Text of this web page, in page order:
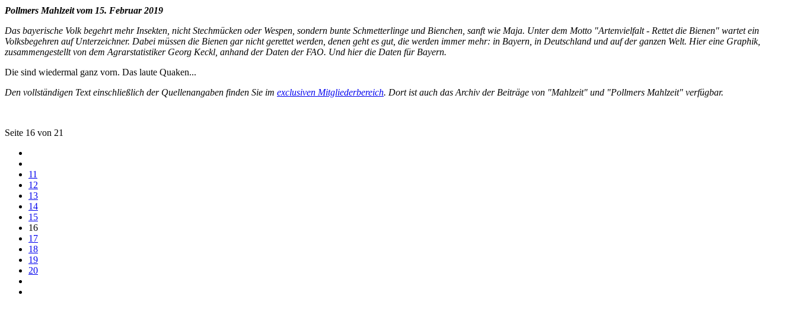
Pollmers Mahlzeit vom 15. Februar 2019
Das bayerische Volk begehrt mehr Insekten, nicht Stechmücken oder Wespen, sondern bunte Schmetterlinge und Bienchen, sanft wie Maja. Unter dem Motto "Artenvielfalt - Rettet die Bienen" wartet ein
Volksbegehren auf Unterzeichner. Dabei müssen die Bienen gar nicht gerettet werden, denen geht es gut, die werden immer mehr: in Bayern, in Deutschland und auf der ganzen Welt. Hier eine Graphik,
zusammengestellt von dem Agrarstatistiker Georg Keckl, anhand der Daten der FAO. Und hier die Daten für Bayern.
Die sind wiedermal ganz vorn. Das laute Quaken...
Den vollständigen Text einschließlich der Quellenangaben finden Sie im exclusiven Mitgliederbereich. Dort ist auch das Archiv der Beiträge von "Mahlzeit" und "Pollmers Mahlzeit" verfügbar.
Seite 16 von 21
11
12
13
14
15
16
17
18
19
20